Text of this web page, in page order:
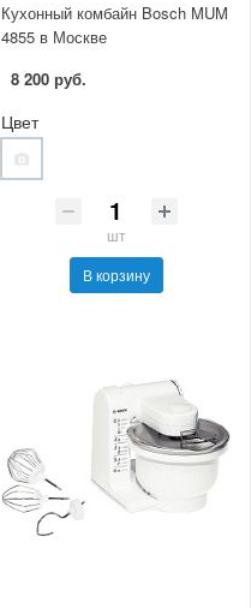
Кухонный комбайн Bosch MUM
4855 в Москве
8 200 руб.
Цвет
шт
В корзину